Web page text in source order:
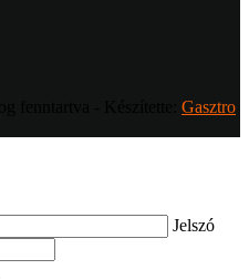
Gasztro
Jelszó